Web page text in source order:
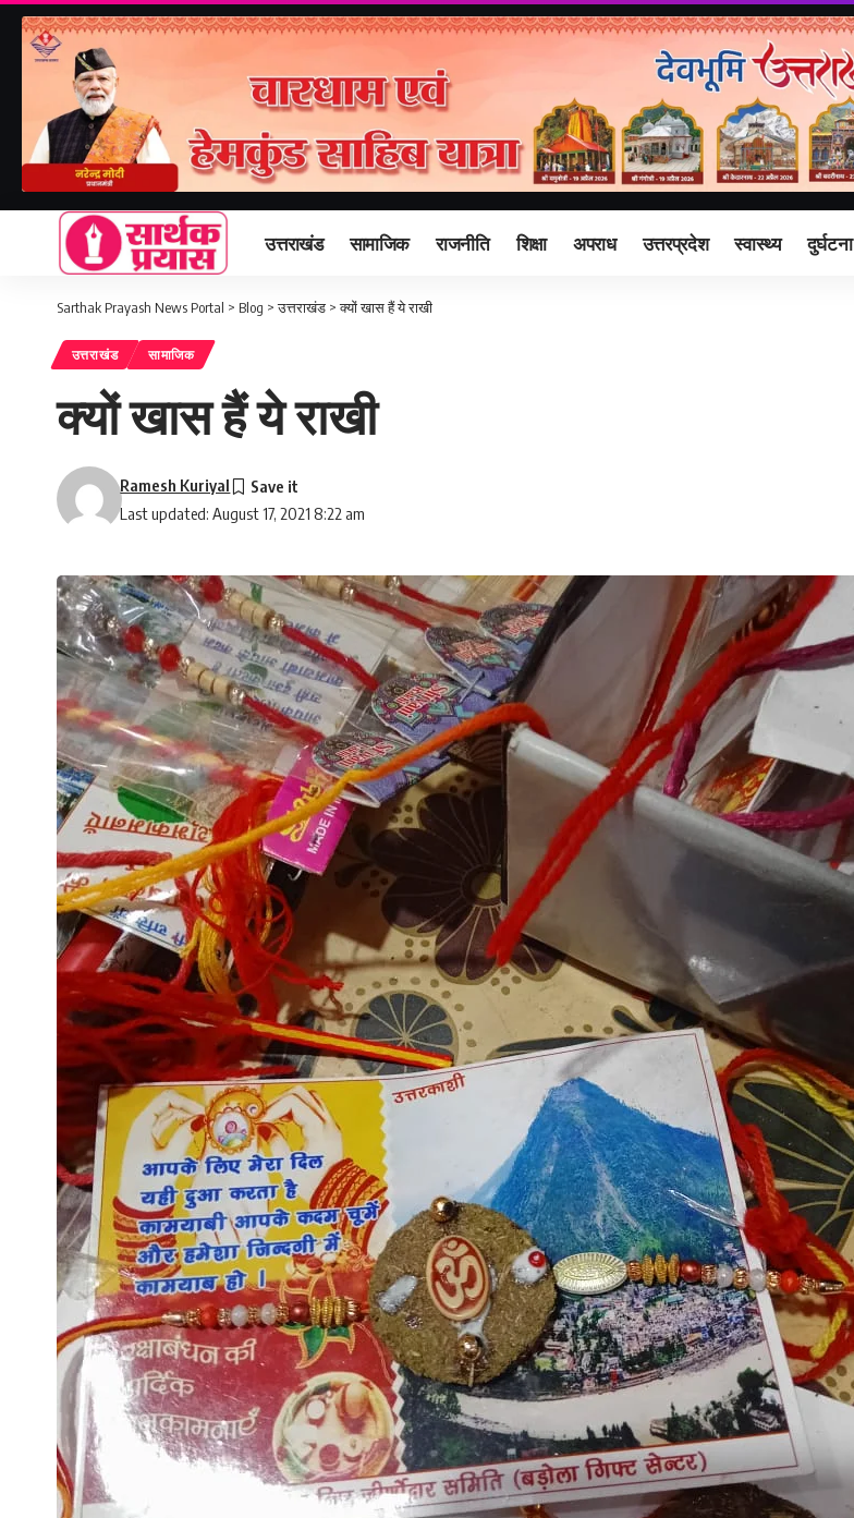
उत्तराखंड सामाजिक राजनीति शिक्षा अपराध उत्तरप्रदेश स्वास्थ्य दुर्घटना
Sarthak Prayash News Portal > Blog >उत्तराखंड >क्यों खास हैं ये राखी
उत्तराखंड सामाजिक
क्यों खास हैं ये राखी
Last updated: August 17, 2021 8:22 am
Ramesh Kuriyal